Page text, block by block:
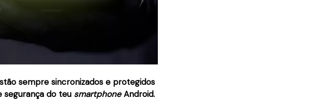
sempre sincronizados e protegidos
segurança do teu smartphoneAndroid.